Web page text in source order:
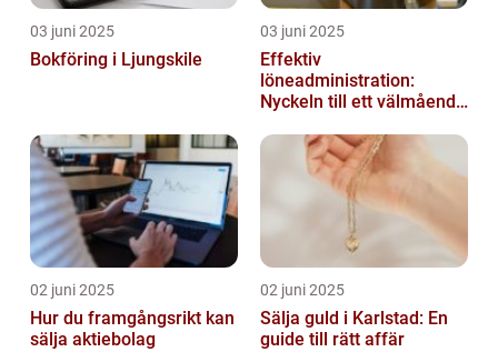
03 juni 2025
Bokföring i Ljungskile
03 juni 2025
Effektiv
löneadministration:
Nyckeln till ett välmående
02 juni 2025
Hur du framgångsrikt kan
sälja aktiebolag
02 juni 2025
Sälja guld i Karlstad: En
guide till rätt affär